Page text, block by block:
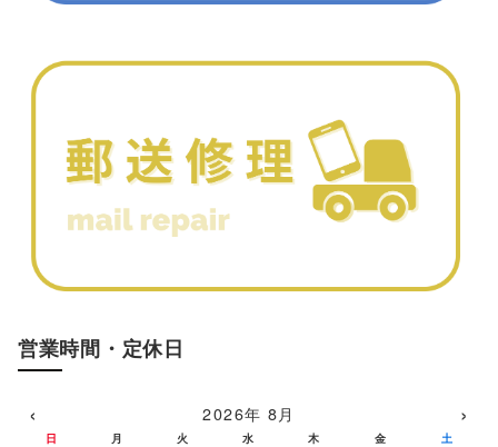
営業時間・定休日
‹ 2026年 8月 ›
日 月 火 水 木 金 土